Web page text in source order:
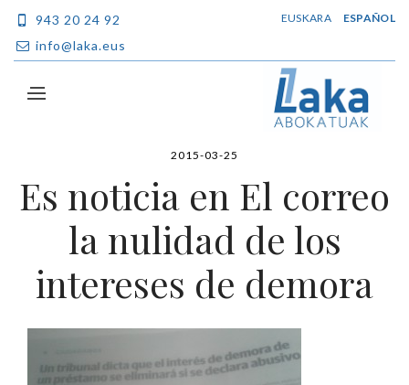
943 20 24 92
info@laka.eus
EUSKARA ESPAÑOL
2015-03-25
Es noticia en El correo
la nulidad de los
intereses de demora